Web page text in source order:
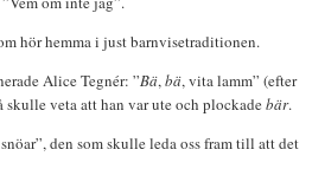
hör hemma i just barnvisetraditionen.
Alice Tegnér: ”Bä,bä, vita lamm” (efter
skulle veta att han var ute och plockadebär.
den som skulle leda oss fram till att det